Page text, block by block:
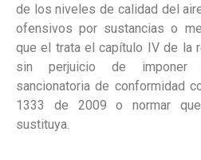
de los niveles de calidad del
ofensivos por sustancias o
que el trata el capítulo IV de la
sin perjuicio de imponer
sancionatoria de conformidad
1333 de 2009 o normar
sustituya.